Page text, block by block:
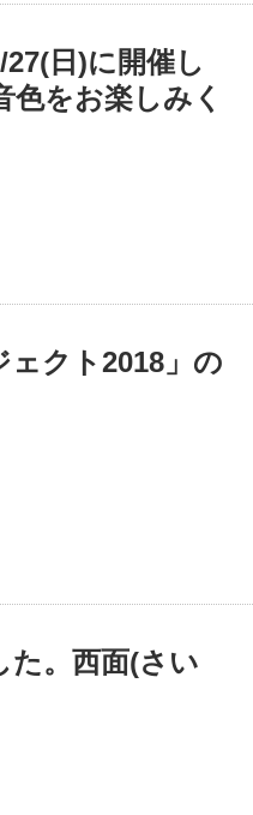
日)に開催し
色をお楽しみく
ェクト2018」の
た。西面(さい